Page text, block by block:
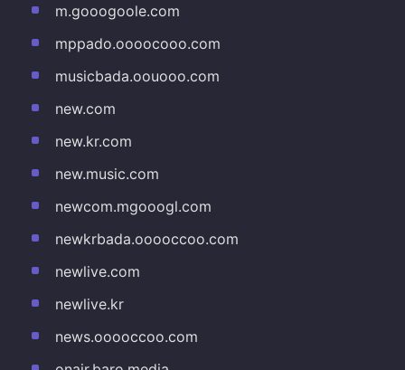
m.gooogoole.com
mppado.oooocooo.com
musicbada.oouooo.com
new.com
new.kr.com
new.music.com
newcom.mgooogl.com
newkrbada.ooooccoo.com
newlive.com
newlive.kr
news.ooooccoo.com